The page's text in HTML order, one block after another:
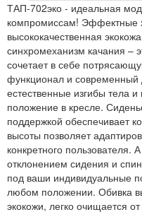
ТАП-702эко - идеальная
компромиссам! Эффектные
высококачественная
синхромеханизм качания –
сочетает в себе
функционал и современный
естественные изгибы тела
положение в кресле.
поддержкой обеспечивает
высоты позволяет
конкретного
отклонением сидения и
под ваши индивидуальные
любом положении. Обивка
экокожи, легко очищается